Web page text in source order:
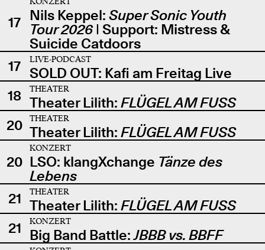
17 Nils Keppel: Super Sonic Youth
Tour 2026| Support: Mistress &
Suicide Catdoors
17
LIVE-PODCAST
SOLD OUT: Kafi am Freitag Live
18
THEATER
Theater Lilith: FLÜGEL AM FUSS
20
THEATER
Theater Lilith: FLÜGEL AM FUSS
20
KONZERT
LSO: klangXchange Tänze des
Lebens
21
THEATER
Theater Lilith: FLÜGEL AM FUSS
21
KONZERT
Big Band Battle:JBBB vs. BBFF